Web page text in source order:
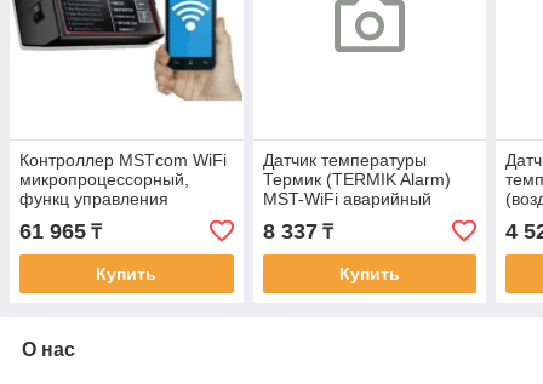
Контроллер MSTсom WiFi
микропроцессорный,
функц управления
насосом, аврийный датчик
термик (TERMIK),
функция климат контроль-
61 965 ₸
Купить
Датчик температуры
Термик (TERMIK Alarm)
MST-WiFi аварийный
датчик отключает
вентилятор при 85-90гр.С
8 337₸
Купить
4
О нас